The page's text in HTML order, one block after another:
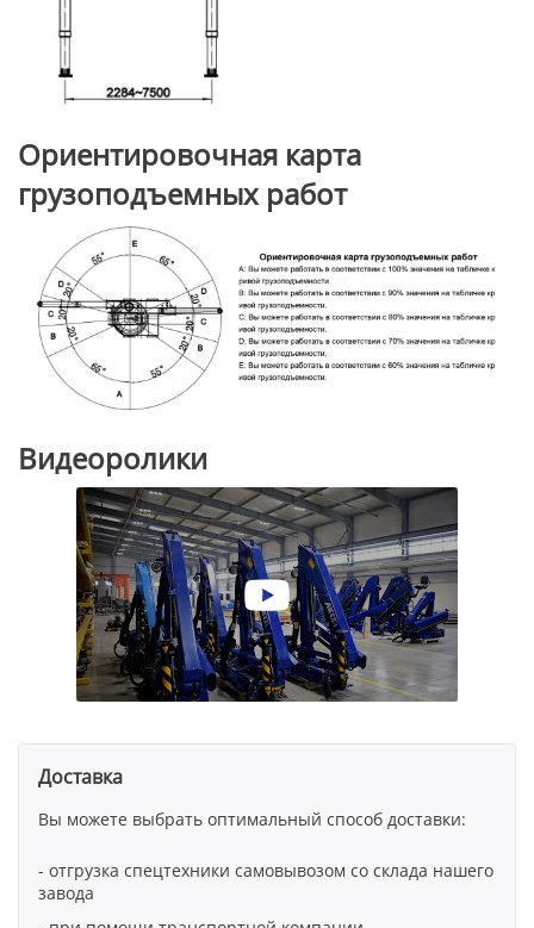
Ориентировочная карта
грузоподъемных работ
Видеоролики
Доставка
Вы можете выбрать оптимальный способ доставки:
- отгрузка спецтехники самовывозом со склада нашего
завода